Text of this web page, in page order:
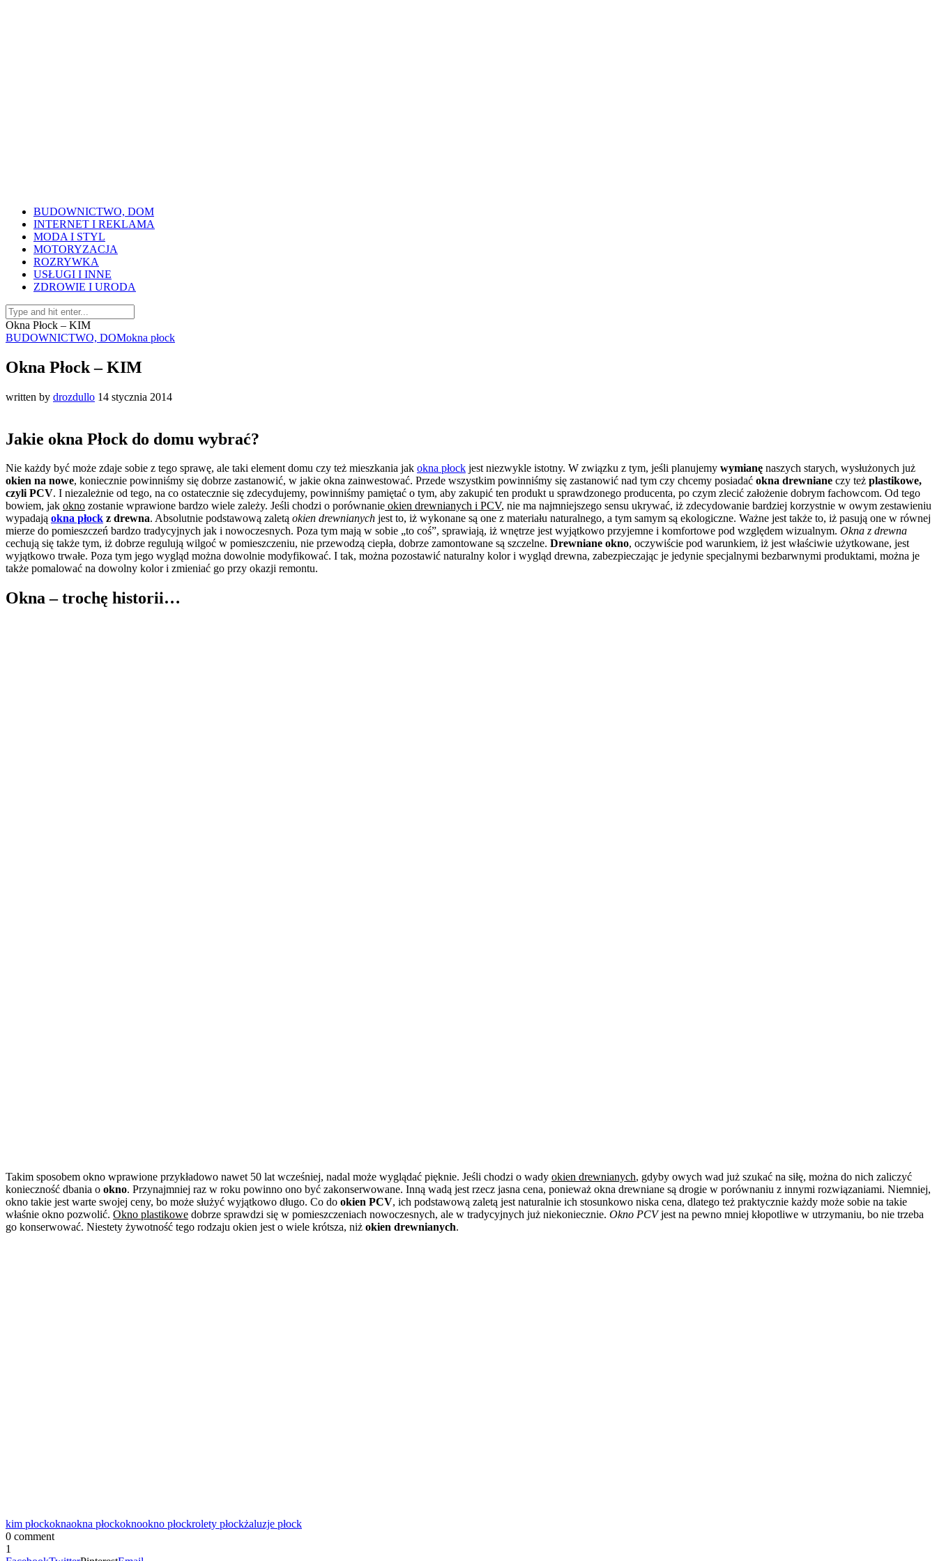
BUDOWNICTWO, DOM
INTERNET I REKLAMA
MODA I STYL
MOTORYZACJA
ROZRYWKA
USŁUGI I INNE
ZDROWIE I URODA
Okna Płock – KIM
BUDOWNICTWO, DOMokna płock
Okna Płock – KIM
written by drozdullo 14 stycznia 2014
Jakie okna Płock do domu wybrać?
Nie każdy być może zdaje sobie z tego sprawę, ale taki element domu czy też mieszkania jak okna płock jest niezwykle istotny. W związku z tym, jeśli planujemy wymianę naszych starych, wysłużonych już
okien na nowe, koniecznie powinniśmy się dobrze zastanowić, w jakie okna zainwestować. Przede wszystkim powinniśmy się zastanowić nad tym czy chcemy posiadać okna drewniane czy też plastikowe,
czyli PCV. I niezależnie od tego, na co ostatecznie się zdecydujemy, powinniśmy pamiętać o tym, aby zakupić ten produkt u sprawdzonego producenta, po czym zlecić założenie dobrym fachowcom. Od tego
bowiem, jak okno zostanie wprawione bardzo wiele zależy. Jeśli chodzi o porównanie okien drewnianych i PCV, nie ma najmniejszego sensu ukrywać, iż zdecydowanie bardziej korzystnie w owym zestawieniu
wypadają okna płock z drewna. Absolutnie podstawową zaletą okien drewnianych jest to, iż wykonane są one z materiału naturalnego, a tym samym są ekologiczne. Ważne jest także to, iż pasują one w równej
mierze do pomieszczeń bardzo tradycyjnych jak i nowoczesnych. Poza tym mają w sobie „to coś”, sprawiają, iż wnętrze jest wyjątkowo przyjemne i komfortowe pod względem wizualnym. Okna z drewna
cechują się także tym, iż dobrze regulują wilgoć w pomieszczeniu, nie przewodzą ciepła, dobrze zamontowane są szczelne. Drewniane okno, oczywiście pod warunkiem, iż jest właściwie użytkowane, jest
wyjątkowo trwałe. Poza tym jego wygląd można dowolnie modyfikować. I tak, można pozostawić naturalny kolor i wygląd drewna, zabezpieczając je jedynie specjalnymi bezbarwnymi produktami, można je
także pomalować na dowolny kolor i zmieniać go przy okazji remontu.
Okna – trochę historii…
Takim sposobem okno wprawione przykładowo nawet 50 lat wcześniej, nadal może wyglądać pięknie. Jeśli chodzi o wady okien drewnianych, gdyby owych wad już szukać na siłę, można do nich zaliczyć
konieczność dbania o okno. Przynajmniej raz w roku powinno ono być zakonserwowane. Inną wadą jest rzecz jasna cena, ponieważ okna drewniane są drogie w porównaniu z innymi rozwiązaniami. Niemniej,
okno takie jest warte swojej ceny, bo może służyć wyjątkowo długo. Co do okien PCV, ich podstawową zaletą jest naturalnie ich stosunkowo niska cena, dlatego też praktycznie każdy może sobie na takie
właśnie okno pozwolić. Okno plastikowe dobrze sprawdzi się w pomieszczeniach nowoczesnych, ale w tradycyjnych już niekoniecznie. Okno PCVjest na pewno mniej kłopotliwe w utrzymaniu, bo nie trzeba
go konserwować. Niestety żywotność tego rodzaju okien jest o wiele krótsza, niż okien drewnianych.
kim płockoknaokna płockoknookno płockrolety płockżaluzje płock
0 comment
1